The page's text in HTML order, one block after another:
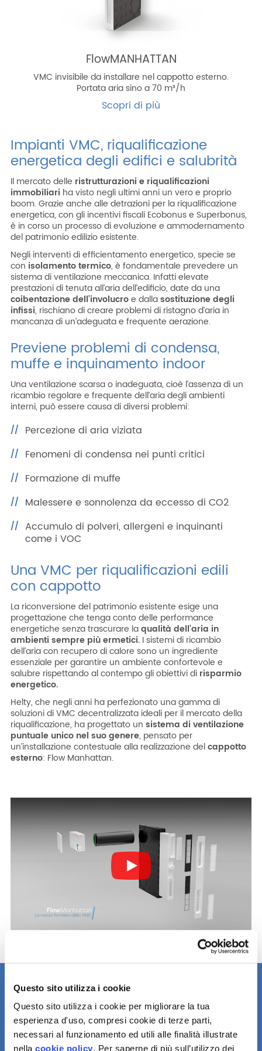
Questo sito utilizza i cookie
Questo sito utilizza i cookie per migliorare la tua
esperienza d'uso, compresi cookie di terze parti,
necessari al funzionamento ed utili alle finalità illustrate
nella cookie policy. Per saperne di più sull’utilizzo dei
FlowMANHATTAN
VMC invisibile da installare nel cappotto esterno.
Portata aria sino a 70 m³/h
Scopri di più
Impianti VMC, riqualificazione
energetica degli edifici e salubrità
Il mercato delle ristrutturazioni e riqualificazioni
immobiliariha visto negli ultimi anni un vero e proprio
boom. Grazie anche alle detrazioni per la riqualificazione
energetica, con gli incentivi fiscali Ecobonus e Superbonus,
è in corso un processo di evoluzione e ammodernamento
del patrimonio edilizio esistente.
Negli interventi di efficientamento energetico, specie se
con isolamento termico, è fondamentale prevedere un
sistema di ventilazione meccanica. Infatti elevate
prestazioni di tenuta all’aria dell’edificio, date da una
coibentazione dell’involucroe dallasostituzione degli
infissi, rischiano di creare problemi di ristagno d’aria in
mancanza di un’adeguata e frequente aerazione.
Previene problemi di condensa,
muffe e inquinamento indoor
Una ventilazione scarsa o inadeguata, cioè l’assenza di un
ricambio regolare e frequente dell’aria degli ambienti
interni, può essere causa di diversi problemi:
Percezione di aria viziata
Fenomeni di condensa nei punti critici
Formazione di muffe
Malessere e sonnolenza da eccesso di CO2
Accumulo di polveri, allergeni e inquinanti
come i VOC
Una VMC per riqualificazioni edili
con cappotto
La riconversione del patrimonio esistente esige una
progettazione che tenga conto delle performance
energetiche senza trascurare laqualità dell’aria in
ambienti sempre più ermetici.I sistemi di ricambio
dell’aria con recupero di calore sono un ingrediente
essenziale per garantire un ambiente confortevole e
salubre rispettando al contempo gli obiettivi di risparmio
energetico.
Helty, che negli anni ha perfezionato una gamma di
soluzioni di VMC decentralizzata ideali per il mercato della
riqualificazione, ha progettato un sistema di ventilazione
puntuale unico nel suo genere, pensato per
un’installazione contestuale alla realizzazione delcappotto
esterno: Flow Manhattan.
Play
Hai un progetto e vuoi ricevere una
proposta su misura?
Chiedi un preventivo